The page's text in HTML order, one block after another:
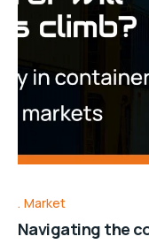
Market
Navigating the